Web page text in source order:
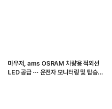
마우저, ams OSRAM 차량용 적외선
LED 공급 ··· 운전자 모니터링 및 탑승자